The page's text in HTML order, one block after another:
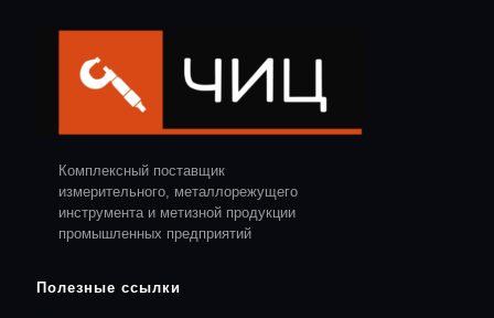
Комплексный поставщик
измерительного, металлорежущего
инструмента и метизной продукции
промышленных предприятий
Полезные ссылки